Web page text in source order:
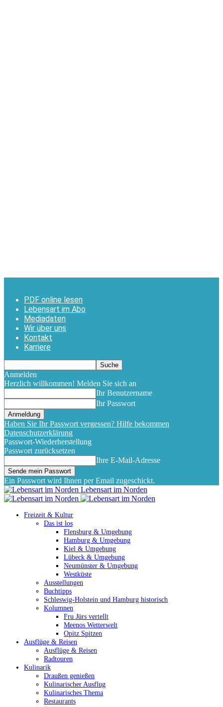
PDF online lesen
Lebensart im Abo
Mediadaten
Wir über uns
Kontakt
Karriere
Anmelden
Herzlich willkommen! Melden Sie sich an
Ihr Benutzername
Ihr Passwort
Haben Sie Ihr Passwort vergessen? Hilfe bekommen
Datenschutzerklärung
Passwort-Wiederherstellung
Passwort zurücksetzen
Ihre E-Mail-Adresse
Ein Passwort wird Ihnen per Email zugeschickt.
Lebensart im Norden
Freizeit & Kultur
Das ist los
Flensburg & Umgebung
Hamburg & Umgebung
Kiel & Umgebung
Lübeck & Umgebung
Neumünster & Umgebung
Westküste
Ausstellungen
Buchtipps
Schleswig-Holstein und Hamburg historisch
Kolumnen
Fru Jürs vertellt
Meenos Wetterwelt
Opitz Spitzen
Ausflüge & Reisen
Ausflüge & Reisen
Radtouren
Kulinarik
Draußen genießen
Kulinarischer Ausflug
Kulinarisches Thema
Restaurants